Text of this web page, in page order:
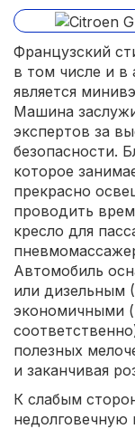
Французский
в том числе и
является
Машина
экспертов за
безопасности.
которое
прекрасно
проводить
кресло для
Автомобиль
или дизельным
экономичными
полезных
и заканчивая
К слабым
недолговечную